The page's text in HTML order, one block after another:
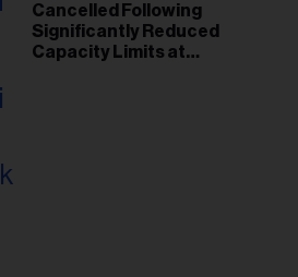
Cancelled Following
Significantly Reduced
Capacity Limits at